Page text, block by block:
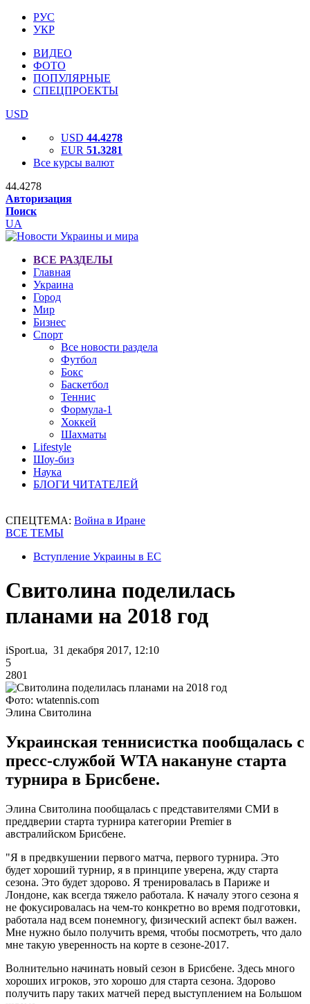
РУС
УКР
ВИДЕО
ФОТО
ПОПУЛЯРНЫЕ
СПЕЦПРОЕКТЫ
USD
USD 44.4278
EUR 51.3281
Все курсы валют
44.4278
Авторизация
Поиск
UA
ВСЕ РАЗДЕЛЫ
Главная
Украина
Город
Мир
Бизнес
Спорт
Все новости раздела
Футбол
Бокс
Баскетбол
Теннис
Формула-1
Хоккей
Шахматы
Lifestyle
Шоу-биз
Наука
БЛОГИ ЧИТАТЕЛЕЙ
СПЕЦТЕМА: Война в Иране
ВСЕ ТЕМЫ
Вступление Украины в ЕС
Свитолина поделилась
планами на 2018 год
iSport.ua, 31 декабря 2017, 12:10
5
2801
Фото: wtatennis.com
Элина Свитолина
Украинская теннисистка пообщалась с
пресс-службой WTA накануне старта
турнира в Брисбене.
Элина Свитолина пообщалась с представителями СМИ в
преддверии старта турнира категории Premier в
австралийском Брисбене.
"Я в предвкушении первого матча, первого турнира. Это
будет хороший турнир, я в принципе уверена, жду старта
сезона. Это будет здорово. Я тренировалась в Париже и
Лондоне, как всегда тяжело работала. К началу этого сезона я
не фокусировалась на чем-то конкретно во время подготовки,
работала над всем понемногу, физический аспект был важен.
Мне нужно было получить время, чтобы посмотреть, что дало
мне такую уверенность на корте в сезоне-2017.
Волнительно начинать новый сезон в Брисбене. Здесь много
хороших игроков, это хорошо для старта сезона. Здорово
получить пару таких матчей перед выступлением на Большом